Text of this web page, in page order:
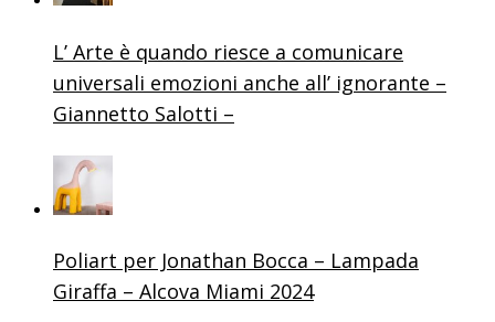
L’ Arte è quando riesce a comunicare
universali emozioni anche all’ ignorante –
Giannetto Salotti –
Poliart per Jonathan Bocca – Lampada
Giraffa – Alcova Miami 2024